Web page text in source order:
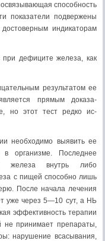
способ­ность
показатели подвер­жены
инди­каторам
при дефиците железа, как
результатом ее
прямым доказа­
но этот тест редко ис­
необходимо выявить ее
организме. Последнее
железа внутрь либо
с пищей способно лишь
После начала лечения
уже через 5—10 сут, а НЬ
эффективность терапии
не принимает препараты,
нарушение всасывания,